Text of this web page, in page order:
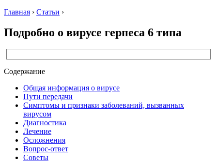
Главная › Статьи ›
Подробно о вирусе герпеса 6 типа
Содержание
Общая информация о вирусе
Пути передачи
Симптомы и признаки заболеваний, вызванных
вирусом
Диагностика
Лечение
Осложнения
Вопрос-ответ
Советы